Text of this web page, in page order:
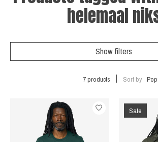
helemaal
Show filters
7 products Sort by
Sale